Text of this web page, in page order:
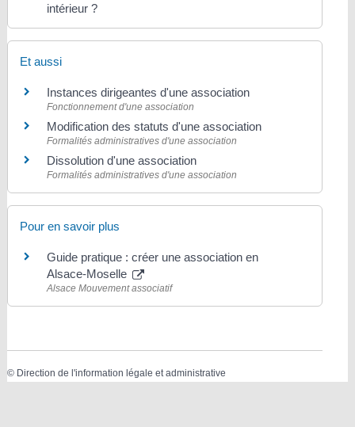
intérieur ?
Et aussi
Instances dirigeantes d'une association
Fonctionnement d'une association
Modification des statuts d'une association
Formalités administratives d'une association
Dissolution d'une association
Formalités administratives d'une association
Pour en savoir plus
Guide pratique : créer une association en
Alsace-Moselle
Alsace Mouvement associatif
© Direction de l'information légale et administrative